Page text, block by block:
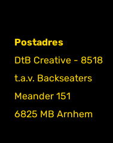
Postadres
DtB Creative - 8518
t.a.v. Backseaters
Meander 151
6825 MB Arnhem